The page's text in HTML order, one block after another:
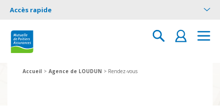
Accès rapide
Vous êtes ici :
Accueil > Agence de LOUDUN > Rendez-vous